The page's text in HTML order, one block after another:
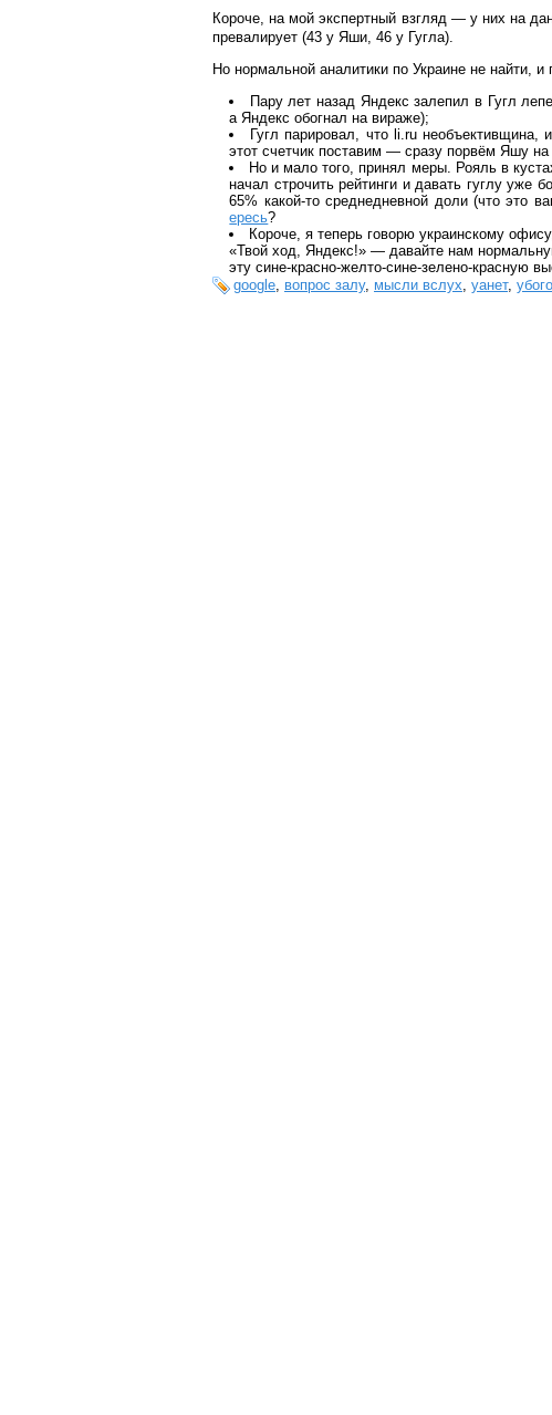
Короче, на мой экспертный взгляд — у них на
превалирует (43 у Яши, 46 у Гугла).
Но нормальной аналитики по Украине не найти,
Пару лет назад Яндекс залепил в Гугл
а Яндекс обогнал на вираже);
Гугл парировал, что li.ru
этот счетчик поставим — сразу порвём Яшу на
Но и мало того, принял меры. Рояль в
начал строчить рейтинги и давать гуглу
65% какой-то среднедневной доли (что это
ересь?
Короче, я теперь говорю украинскому
«Твой ход, Яндекс!» — давайте нам
эту сине-красно-желто-сине-зелено-красную
google, вопрос залу, мысли вслух, уанет, убого